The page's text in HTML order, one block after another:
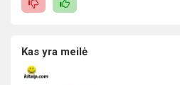
Kas yra meilė